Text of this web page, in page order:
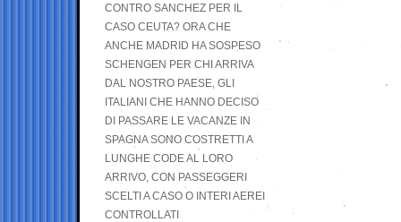
CONTRO SANCHEZ PER IL
CASO CEUTA? ORA CHE
ANCHE MADRID HA SOSPESO
SCHENGEN PER CHI ARRIVA
DAL NOSTRO PAESE, GLI
ITALIANI CHE HANNO DECISO
DI PASSARE LE VACANZE IN
SPAGNA SONO COSTRETTI A
LUNGHE CODE AL LORO
ARRIVO, CON PASSEGGERI
SCELTI A CASO O INTERI AEREI
CONTROLLATI